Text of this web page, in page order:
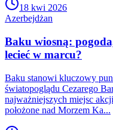
18 kwi 2026
Azerbejdżan
Baku wiosną:
lecieć w marcu?
Baku stanowi kluczowy
światopoglądu Cezarego
najważniejszych miejsc
położone nad Morzem Ka...